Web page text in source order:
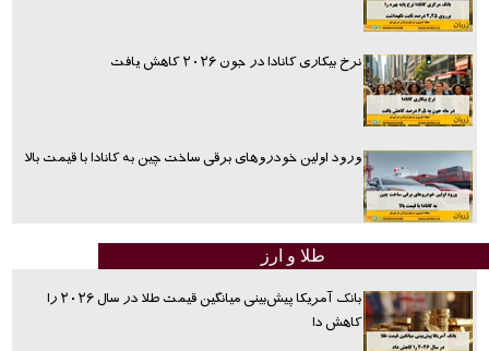
نرخ بیکاری کانادا در جون ۲۰۲۶ کاهش یافت
ورود اولین خودروهای برقی ساخت چین به کانادا با قیمت بالا
طلا و ارز
بانک آمریکا پیش‌بینی میانگین قیمت طلا در سال ۲۰۲۶ را
کاهش دا